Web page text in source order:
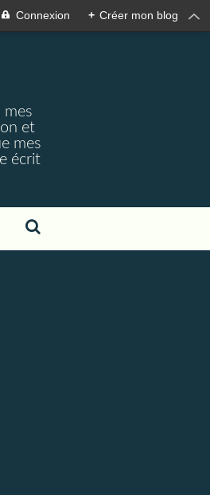
Connexion + Créer mon blog
mes
et
mes
écrit